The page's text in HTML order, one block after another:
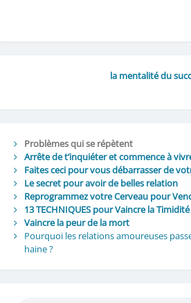
la mentalité du
Problèmes qui se répètent
Arrête de t’inquiéter et commence à
Faites ceci pour vous débarrasser de
Le secret pour avoir de belles relation
Reprogrammez votre Cerveau pour
13 TECHNIQUES pour Vaincre la Timidité
Vaincre la peur de la mort
Pourquoi les relations amoureuses
haine ?